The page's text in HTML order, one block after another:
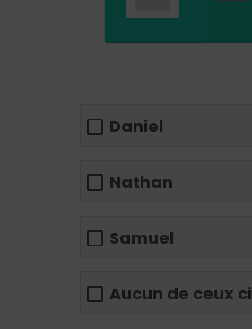
Daniel
Nathan
Samuel
Aucun de ceux ci